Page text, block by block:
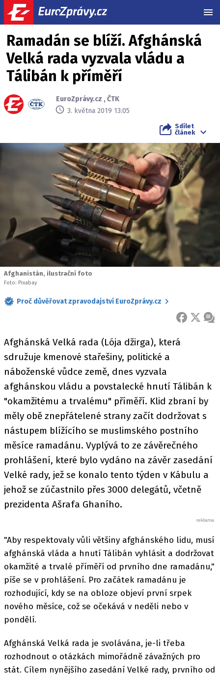
Ramadán se blíží. Afghánská
Velká rada vyzvala vládu a
Tálibán k příměří
EuroZprávy.cz ,ČTK
3. května 2019 13:05
Sdílet
článek
Afghanistán, ilustrační foto
Foto: Pixabay
Proč důvěřovat zpravodajství EuroZprávy.cz
FACEBOOK
X
Afghánská Velká rada (Lója džirga), která
sdružuje kmenové stařešiny, politické a
náboženské vůdce země, dnes vyzvala
afghánskou vládu a povstalecké hnutí Tálibán k
"okamžitému a trvalému" příměří. Klid zbraní by
měly obě znepřátelené strany začít dodržovat s
nástupem blížícího se muslimského postního
měsíce ramadánu. Vyplývá to ze závěrečného
prohlášení, které bylo vydáno na závěr zasedání
Velké rady, jež se konalo tento týden v Kábulu a
jehož se zúčastnilo přes 3000 delegátů, včetně
prezidenta Ašrafa Ghaního.
"Aby respektovaly vůli většiny afghánského lidu, musí
afghánská vláda a hnutí Tálibán vyhlásit a dodržovat
okamžité a trvalé příměří od prvního dne ramadánu,"
píše se v prohlášení. Pro začátek ramadánu je
rozhodující, kdy se na obloze objeví první srpek
nového měsíce, což se očekává v neděli nebo v
pondělí.
Afghánská Velká rada je svolávána, je-li třeba
rozhodnout o otázkách mimořádně závažných pro
stát. Cílem nynějšího zasedání Velké rady, prvního od